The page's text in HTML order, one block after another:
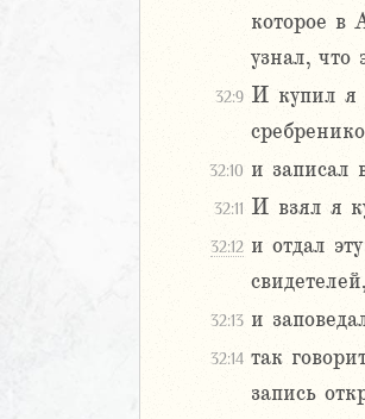
которое в
узнал, что
32:9 И купил я
32:10 и записал
32:11 И взял я
32:12 и отдал
32:13 и
32:14 так
запись